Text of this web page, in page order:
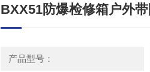
BXX51防爆检修箱户外
产品型号：